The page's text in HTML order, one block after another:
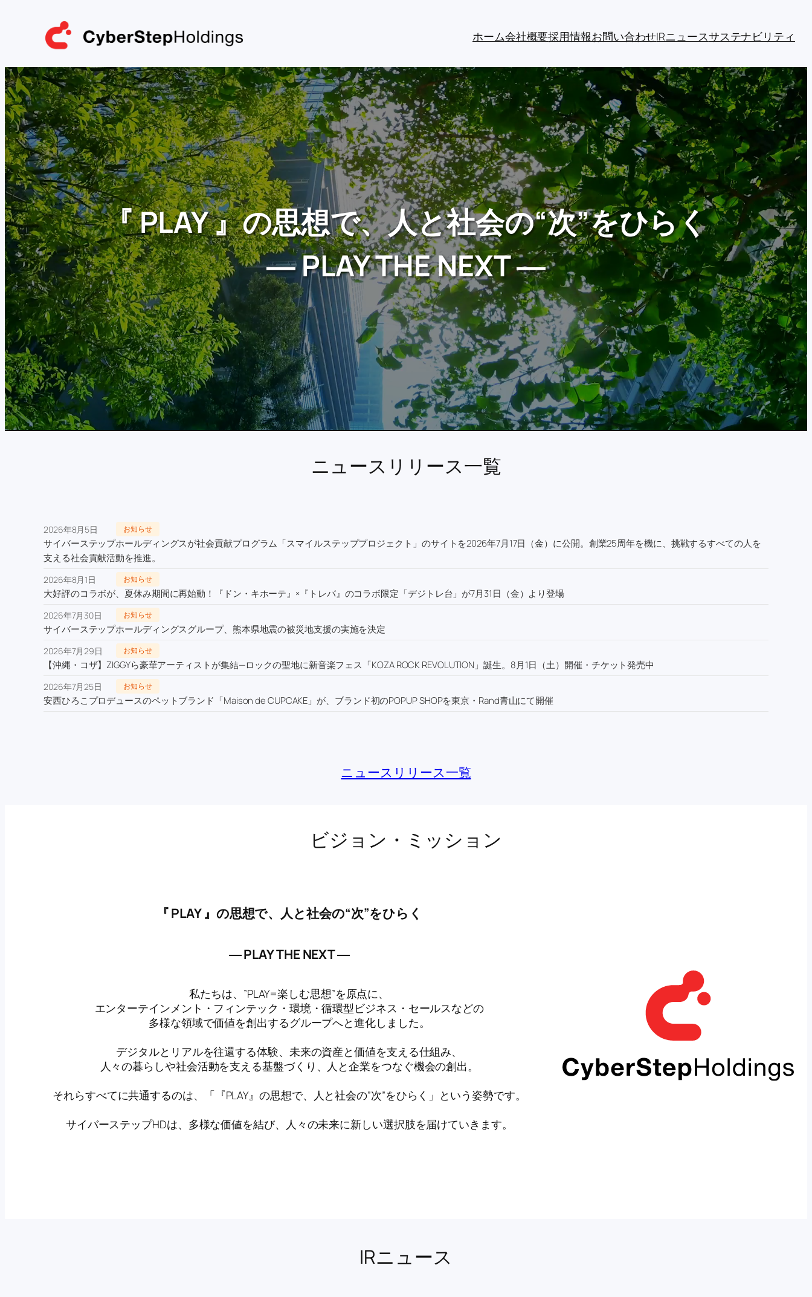
ス
キ
ッ
プ
ホーム会社概要採用情報お問い合わせIRニュースサステナビリティ
『 PLAY 』の思想で、人と社会の“次”をひらく
― PLAY THE NEXT ―
ニュースリリース一覧
2026年8月5日 お知らせ
サイバーステップホールディングスが社会貢献プログラム「スマイルステッププロジェクト」のサイトを2026年7月17日（金）に公開。創業25周年を機に、挑戦するすべての人を
支える社会貢献活動を推進。
2026年8月1日 お知らせ
大好評のコラボが、夏休み期間に再始動！『ドン・キホーテ』×『トレバ』のコラボ限定「デジトレ台」が7月31日（金）より登場
2026年7月30日 お知らせ
サイバーステップホールディングスグループ、熊本県地震の被災地支援の実施を決定
2026年7月29日 お知らせ
【沖縄・コザ】ZIGGYら豪華アーティストが集結—ロックの聖地に新音楽フェス「KOZA ROCK REVOLUTION」誕生。8月1日（土）開催・チケット発売中
2026年7月25日 お知らせ
安西ひろこプロデュースのペットブランド「Maison de CUPCAKE」が、ブランド初のPOPUP SHOPを東京・Rand青山にて開催
ニュースリリース一覧
ビジョン・ミッション
『 PLAY 』の思想で、人と社会の“次”をひらく
― PLAY THE NEXT ―
私たちは、”PLAY=楽しむ思想”を原点に、
エンターテインメント・フィンテック・環境・循環型ビジネス・セールスなどの
多様な領域で価値を創出するグループへと進化しました。
デジタルとリアルを往還する体験、未来の資産と価値を支える仕組み、
人々の暮らしや社会活動を支える基盤づくり、人と企業をつなぐ機会の創出。
それらすべてに共通するのは、「『PLAY』の思想で、人と社会の”次”をひらく」という姿勢です。
サイバーステップHDは、多様な価値を結び、人々の未来に新しい選択肢を届けていきます。
IRニュース